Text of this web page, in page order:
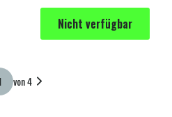
Nicht verfügbar
von 4